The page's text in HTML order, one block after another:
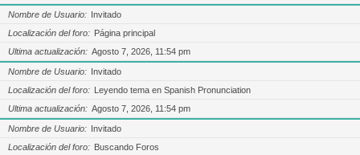
Nombre de Usuario
Invitado
Localización del foro
Página principal
Ultima actualización
Agosto 7, 2026, 11:54 pm
Nombre de Usuario
Invitado
Localización del foro
Leyendo tema en Spanish Pronunciation
Ultima actualización
Agosto 7, 2026, 11:54 pm
Nombre de Usuario
Invitado
Localización del foro
Buscando Foros